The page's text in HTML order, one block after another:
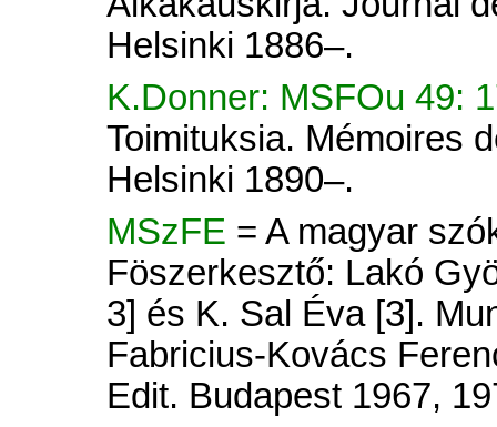
Helsinki 1886–.
K.Donner: MSFOu 49:
Toimituksia. Mémoires
Helsinki 1890–.
MSzFE = A magyar
Föszerkesztő: Lakó
3] és K. Sal Éva [3].
Fabricius-Kovács
Edit. Budapest 1967,